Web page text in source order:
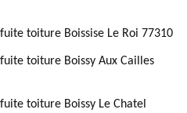
toiture Boissise Le Roi 77310
toiture Boissy Aux Cailles
toiture Boissy Le Chatel